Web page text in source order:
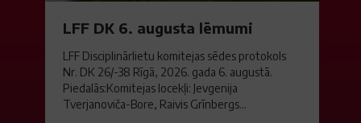
LFF DK 6. augusta lēmumi
LFF Disciplinārlietu komitejas sēdes protokols
Nr. DK 26/-38 Rīgā, 2026. gada 6. augustā.
Piedalās:Komitejas locekļi: Jevgenija
Tverjanoviča-Bore, Raivis Grīnbergs...